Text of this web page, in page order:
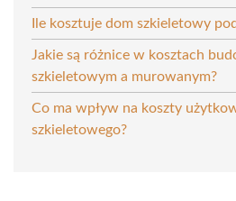
Ile kosztuje dom szkieletowy
Jakie są różnice w kosztach
szkieletowym a murowanym?
Co ma wpływ na koszty
szkieletowego?